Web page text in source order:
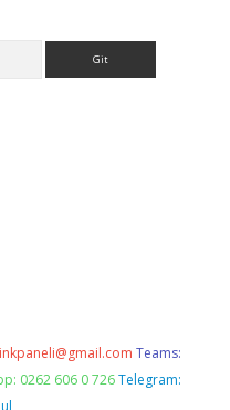
Teams:
0262 606 0 726 Telegram: